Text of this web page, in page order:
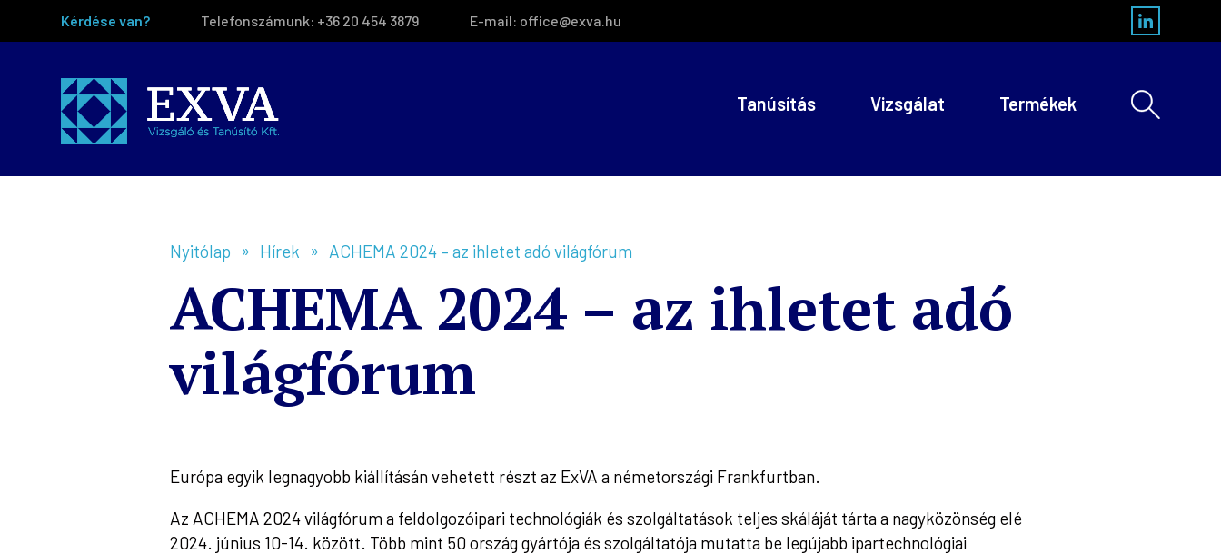
Kérdése van? Telefonszámunk: +36 20 454 3879 E-mail: office@exva.hu
Tanúsítás Vizsgálat Termékek
Nyitólap Hírek ACHEMA 2024 – az ihletet adó világfórum
ACHEMA 2024 – az ihletet adó
világfórum
Európa egyik legnagyobb kiállításán vehetett részt az ExVA a németországi Frankfurtban.
Az ACHEMA 2024 világfórum a feldolgozóipari technológiák és szolgáltatások teljes skáláját tárta a nagyközönség elé
2024. június 10-14. között. Több mint 50 ország gyártója és szolgáltatója mutatta be legújabb ipartechnológiai